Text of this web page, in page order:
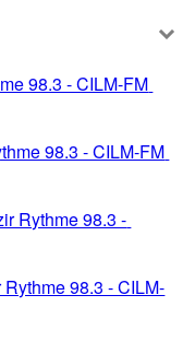
98.3 - CILM-FM
98.3 - CILM-FM
Rythme 98.3 -
98.3 - CILM-